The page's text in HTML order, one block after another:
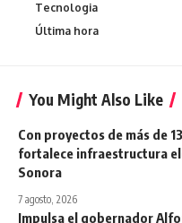
Tecnologia
Última hora
You Might Also Like
Con proyectos de más de
fortalece infraestructura
Sonora
7 agosto, 2026
Impulsa el gobernador